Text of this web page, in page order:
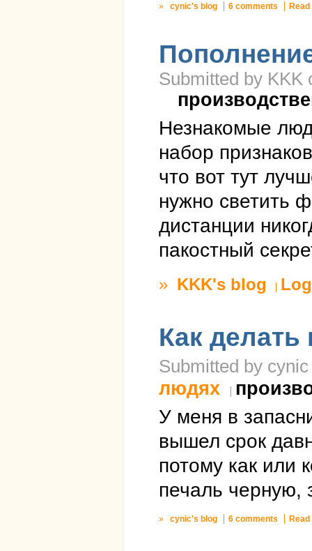
» cynic's blog 6 comments
Submitted by KKK
Незнакомые
набор
что вот тут
нужно светить
дистанции
пакостный
» KKK's blog
Как
Submitted by
людях
У меня в
вышел срок
потому как или
печаль черную,
» cynic's blog 6 comments